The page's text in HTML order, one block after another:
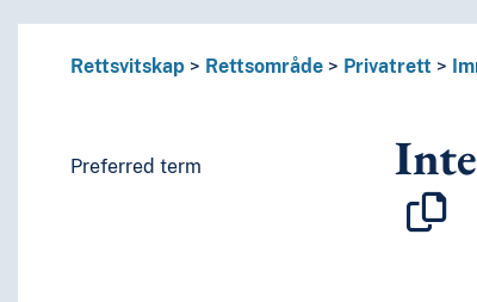
contents by a
Rettsvitskap Rettsområde Privatrett
Preferred term